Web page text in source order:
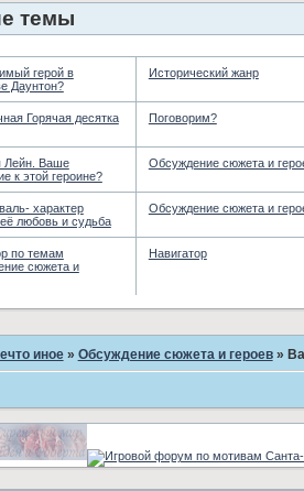
темы
герой в
Даунтон?
Исторический жанр
Горячая десятка
Поговорим?
Лейн. Ваше
к этой героине?
Обсуждение сюжета и
характер
любовь и судьба
Обсуждение сюжета и
по темам
сюжета и
Навигатор
иное » Обсуждение сюжета и героев »